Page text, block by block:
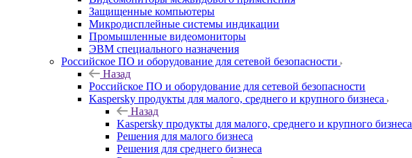
Защищенные компьютеры
Микродисплейные системы индикации
Промышленные видеомониторы
ЭВМ специального назначения
Российское ПО и оборудование для сетевой безопасности
Назад
Российское ПО и оборудование для сетевой безопасности
Kaspersky продукты для малого, среднего и крупного бизнеса
Назад
Kaspersky продукты для малого, среднего и крупного бизнеса
Решения для малого бизнеса
Решения для среднего бизнеса